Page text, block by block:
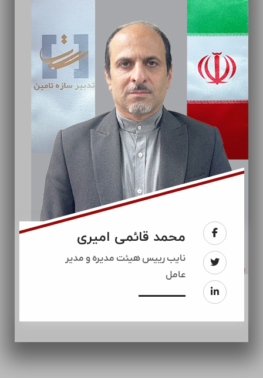
محمد قائمی امیری
نایب رییس هیئت مدیره و مدیر
عامل